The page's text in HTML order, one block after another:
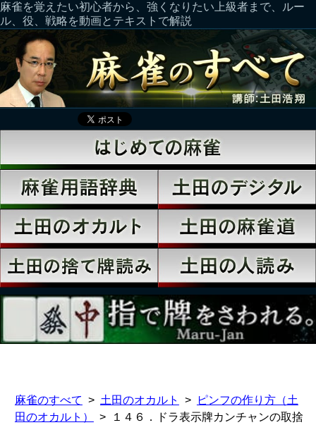
麻雀を覚えたい初心者から、強くなりたい上級者まで、ルー
ル、役、戦略を動画とテキストで解説
麻雀のすべて 土田のオカルト
ピンフの作り方（土
田のオカルト）
１４６．ドラ表示牌カンチャンの取捨